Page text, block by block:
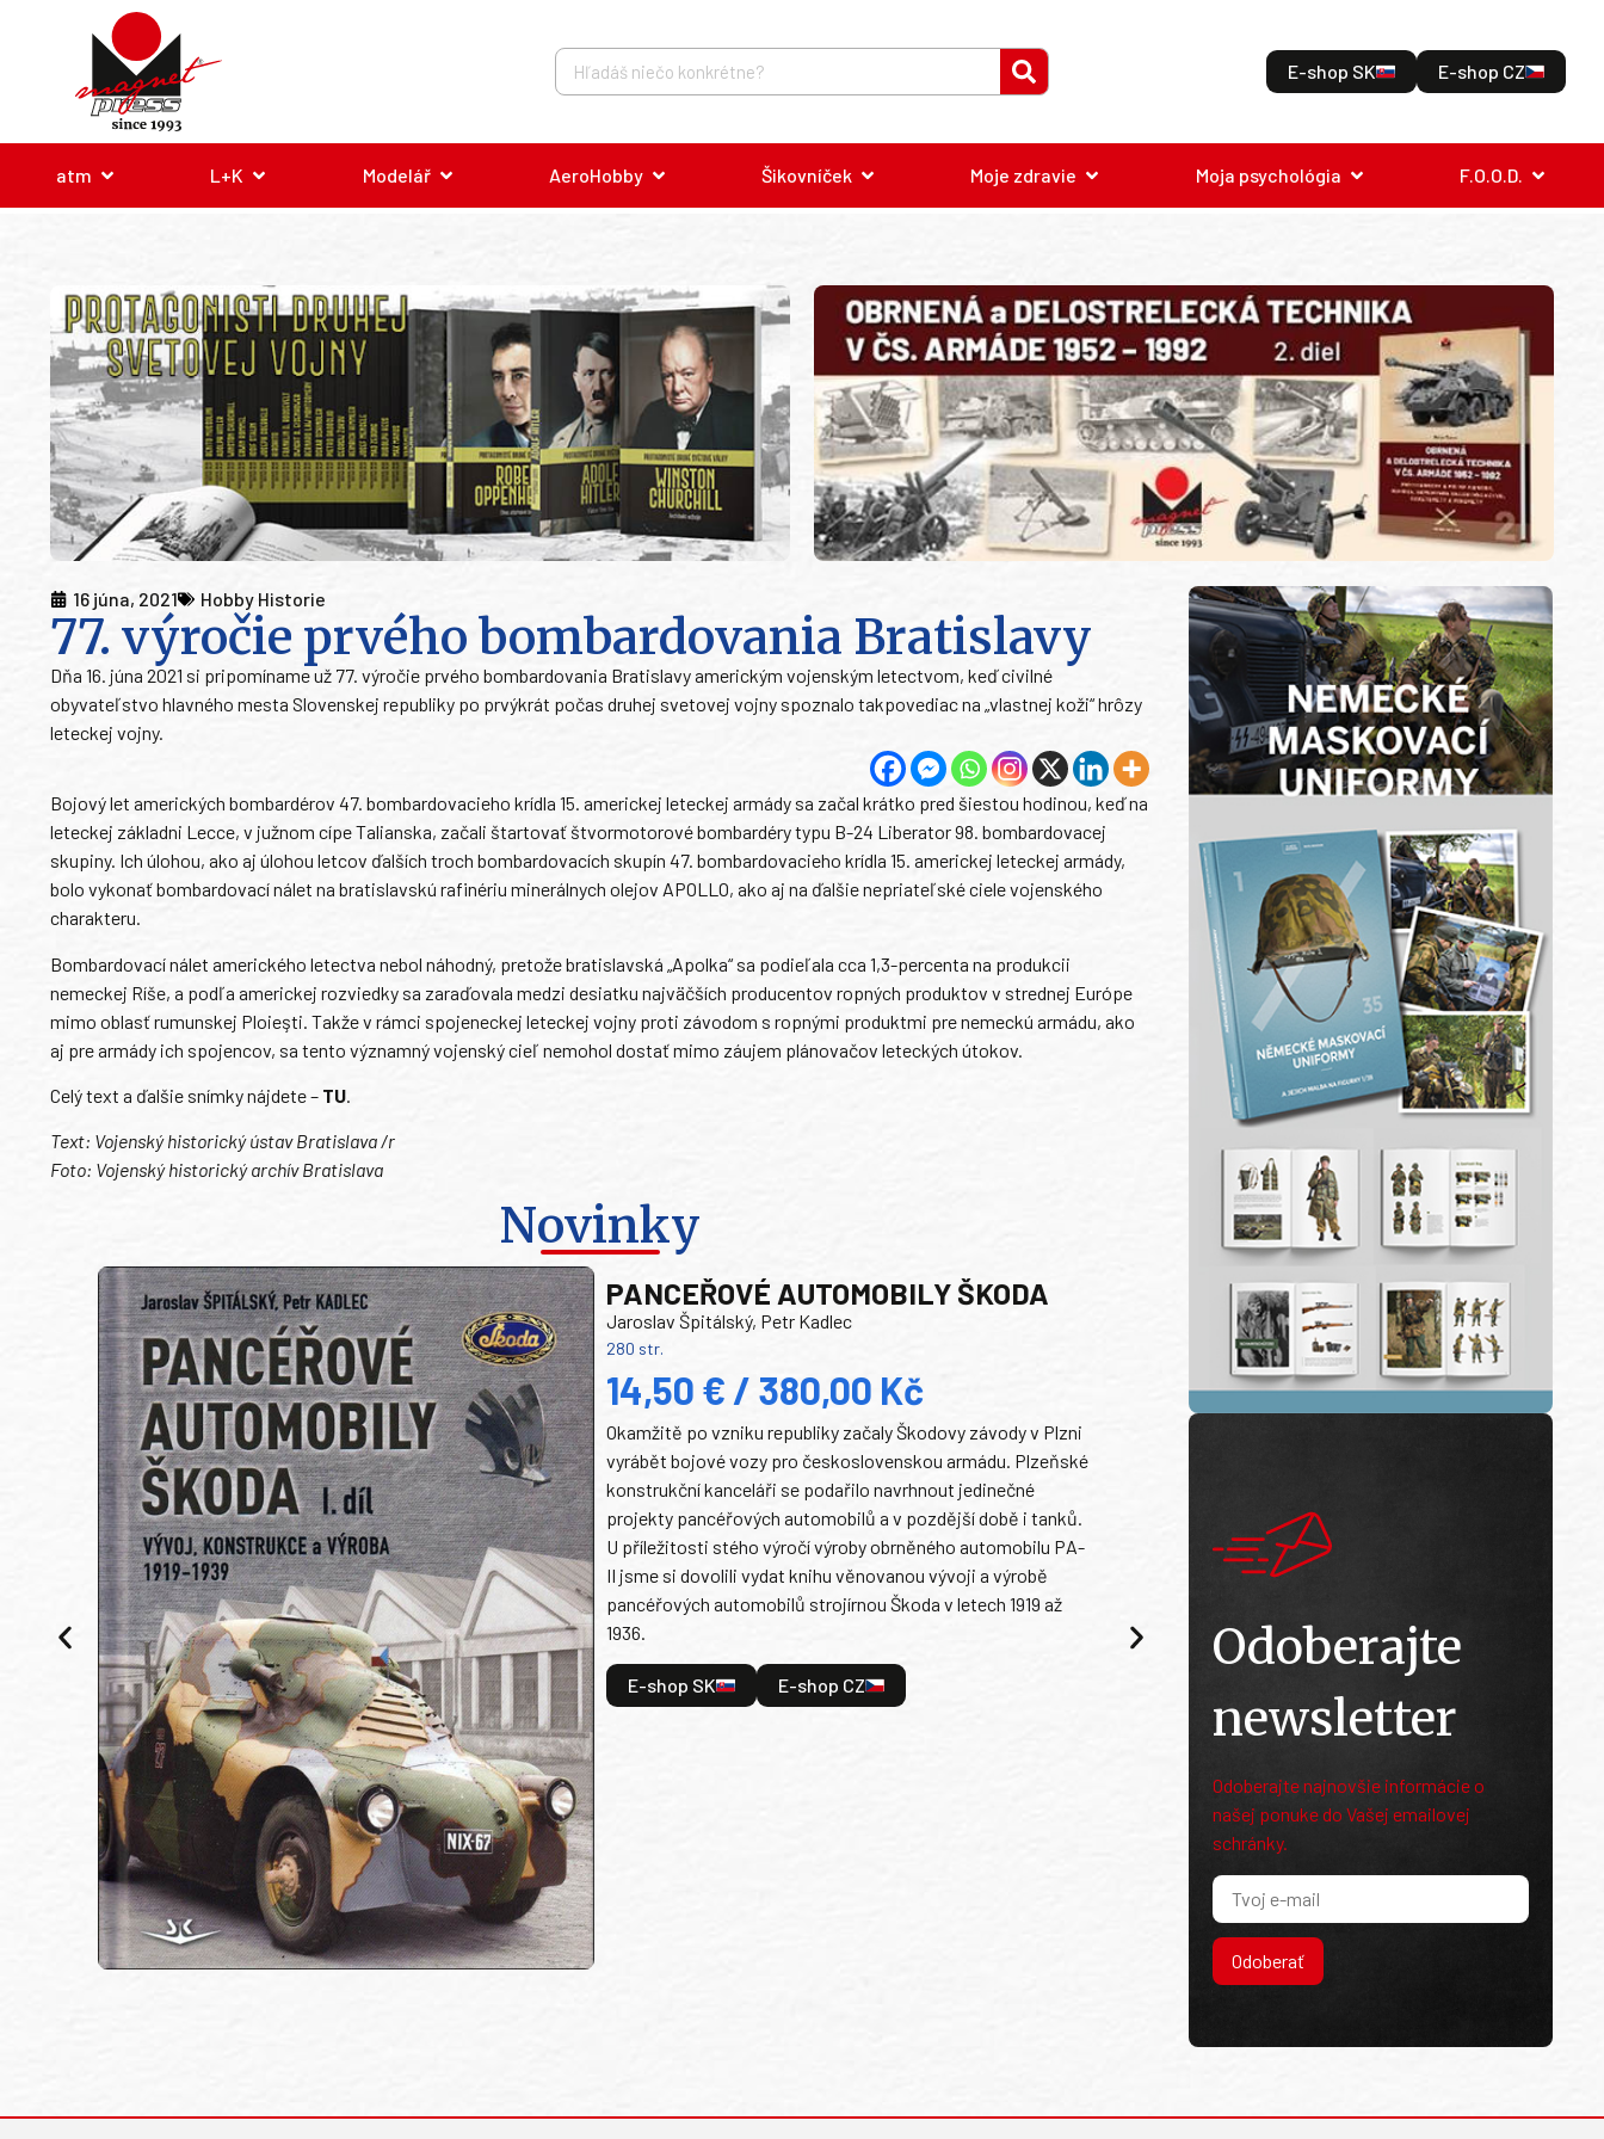
E-shop SK E-shop CZ
atm L+K Modelář AeroHobby Šikovníček Moje zdravie Moja psychológia F.O.O.D.
16 júna, 2021 Hobby Historie
77. výročie prvého bombardovania Bratislavy
Dňa 16. júna 2021 si pripomíname už 77. výročie prvého bombardovania Bratislavy americkým vojenským letectvom, keď civilné
obyvateľstvo hlavného mesta Slovenskej republiky po prvýkrát počas druhej svetovej vojny spoznalo takpovediac na „vlastnej koži“ hrôzy
leteckej vojny.
Bojový let amerických bombardérov 47. bombardovacieho krídla 15. americkej leteckej armády sa začal krátko pred šiestou hodinou, keď na
leteckej základni Lecce, v južnom cípe Talianska, začali štartovať štvormotorové bombardéry typu B-24 Liberator 98. bombardovacej
skupiny. Ich úlohou, ako aj úlohou letcov ďalších troch bombardovacích skupín 47. bombardovacieho krídla 15. americkej leteckej armády,
bolo vykonať bombardovací nálet na bratislavskú rafinériu minerálnych olejov APOLLO, ako aj na ďalšie nepriateľské ciele vojenského
charakteru.
Bombardovací nálet amerického letectva nebol náhodný, pretože bratislavská „Apolka“ sa podieľala cca 1,3-percenta na produkcii
nemeckej Ríše, a podľa americkej rozviedky sa zaraďovala medzi desiatku najväčších producentov ropných produktov v strednej Európe
mimo oblasť rumunskej Ploieşti. Takže v rámci spojeneckej leteckej vojny proti závodom s ropnými produktmi pre nemeckú armádu, ako
aj pre armády ich spojencov, sa tento významný vojenský cieľ nemohol dostať mimo záujem plánovačov leteckých útokov.
Celý text a ďalšie snímky nájdete – TU.
Text: Vojenský historický ústav Bratislava /r
Foto: Vojenský historický archív Bratislava
Novinky
PANCEŘOVÉ AUTOMOBILY ŠKODA
Jaroslav Špitálský, Petr Kadlec
280 str.
14,50 € / 380,00 Kč
Okamžitě po vzniku republiky začaly Škodovy závody v Plzni
vyrábět bojové vozy pro československou armádu. Plzeňské
konstrukční kanceláři se podařilo navrhnout jedinečné
projekty pancéřových automobilů a v pozdější době i tanků.
U příležitosti stého výročí výroby obrněného automobilu PA-
II jsme si dovolili vydat knihu věnovanou vývoji a výrobě
pancéřových automobilů strojírnou Škoda v letech 1919 až
1936.
E-shop SK E-shop CZ
Odoberajte
newsletter
Odoberajte najnovšie informácie o
našej ponuke do Vašej emailovej
schránky.
Odoberať